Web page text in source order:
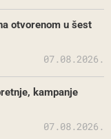
otvorenom u šest
07.08.2026.
kampanje
07.08.2026.